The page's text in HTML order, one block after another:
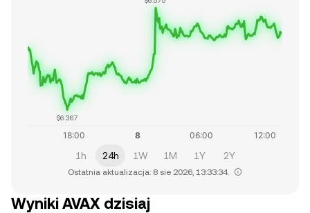
$6.367
1h 24h 1W 1M 1Y 2Y
Ostatnia aktualizacja: 8 sie 2026, 13:33:34.
Wyniki AVAX dzisiaj